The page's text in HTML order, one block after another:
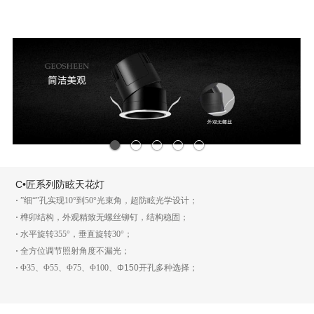
C•匠系列防眩天花灯
·”细“”孔实现10°到50°光束角，超防眩光学设计；
·榫卯结构，外观精致无螺丝铆钉，结构稳固；
·水平旋转355°，垂直旋转30°；
·全方位调节照射角度不漏光；
·Φ35、Φ55、Φ75、Φ100、Φ150开孔多种选择；